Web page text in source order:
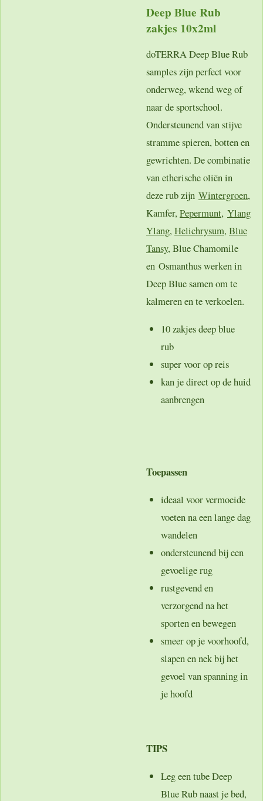
Deep Blue Rub
zakjes 10x2ml
doTERRA Deep Blue Rub
samples zijn perfect voor
onderweg, wkend weg of
naar de sportschool.
Ondersteunend van stijve
stramme spieren, botten en
gewrichten. De combinatie
van etherische oliën in
deze rub zijn Wintergroen,
Kamfer, Pepermunt, Ylang
Ylang, Helichrysum, Blue
Tansy, Blue Chamomile
en Osmanthus werken in
Deep Blue samen om te
kalmeren en te verkoelen.
10 zakjes deep blue
rub
super voor op reis
kan je direct op de huid
aanbrengen
Toepassen
ideaal voor vermoeide
voeten na een lange dag
wandelen
ondersteunend bij een
gevoelige rug
rustgevend en
verzorgend na het
sporten en bewegen
smeer op je voorhoofd,
slapen en nek bij het
gevoel van spanning in
je hoofd
TIPS
Leg een tube Deep
Blue Rub naast je bed,